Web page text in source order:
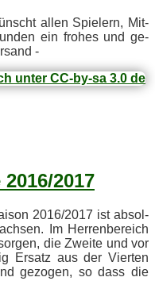
al­len Spie­lern, Mit­
ein fro­hes und ge­
-
2017
2016/2017 ist ab­sol­
Im Her­ren­be­reich
die Zwei­te und vor
Er­satz aus der Vier­ten
ge­zo­gen, so dass die